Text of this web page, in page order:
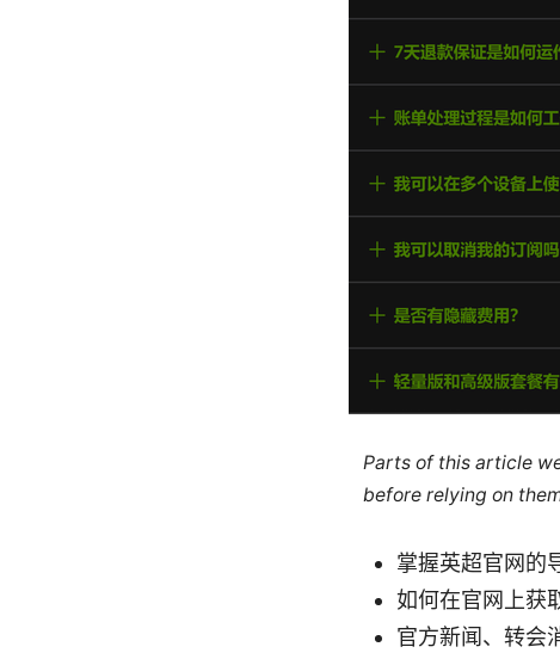
Parts of this article
before relying on
掌握英超官网的
如何在官网上获
官方新闻、转会